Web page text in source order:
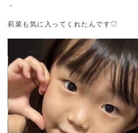
・
莉菜も気に入ってくれたんです♡